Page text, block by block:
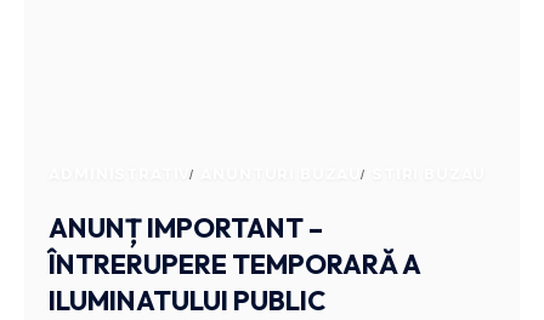
ADMINISTRATIV ANUNTURI BUZAU
ANUNȚ IMPORTANT –
ÎNTRERUPERE TEMPORARĂ A
ILUMINATULUI PUBLIC